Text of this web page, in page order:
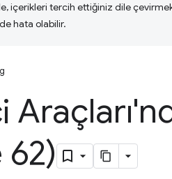
içerikleri tercih ettiğiniz dile
hata olabilir.